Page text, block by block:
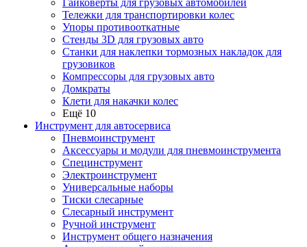
Гайковерты для грузовых автомобилей
Тележки для транспортировки колес
Упоры противооткатные
Стенды 3D для грузовых авто
Станки для наклепки тормозных накладок для
грузовиков
Компрессоры для грузовых авто
Домкраты
Клети для накачки колес
Ещё 10
Инструмент для автосервиса
Пневмоинструмент
Аксессуары и модули для пневмоинструмента
Специнструмент
Электроинструмент
Универсальные наборы
Тиски слесарные
Слесарный инструмент
Ручной инструмент
Инструмент общего назначения